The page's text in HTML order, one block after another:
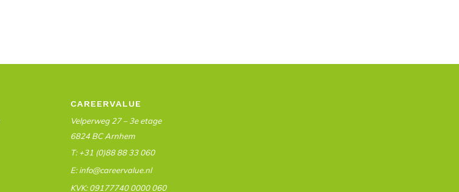
CAREERVALUE
Velperweg 27 – 3e etage
6824 BC Arnhem
T: +31 (0)88 88 33 060
E: info@careervalue.nl
KVK: 09177740 0000 060